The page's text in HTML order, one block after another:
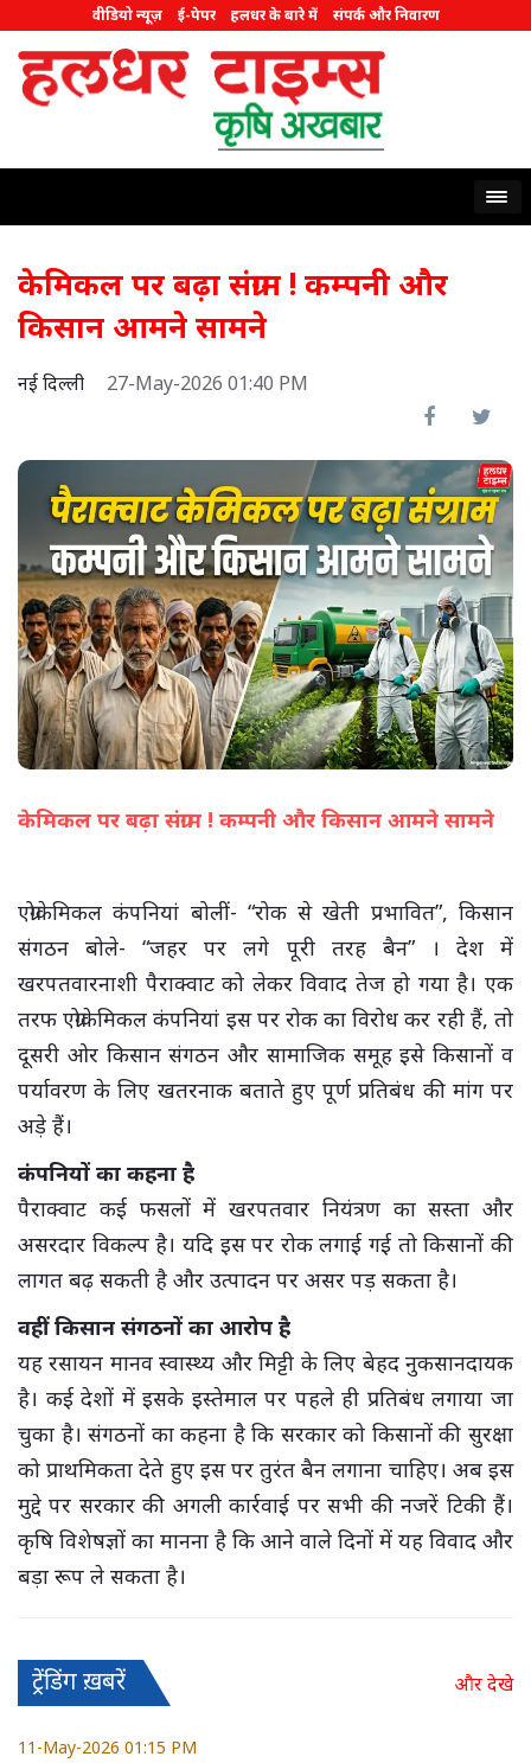
वीडियो न्यूज़ ई-पेपर हलधर के बारे में संपर्क और निवारण
केमिकल पर बढ़ा संग्राम ! कम्पनी और
किसान आमने सामने
नई दिल्ली 27-May-2026 01:40 PM
केमिकल पर बढ़ा संग्राम ! कम्पनी और किसान आमने सामने
एग्रोकेमिकल कंपनियां बोलीं- “रोक से खेती प्रभावित”, किसान
संगठन बोले- “जहर पर लगे पूरी तरह बैन” । देश में
खरपतवारनाशी पैराक्वाट को लेकर विवाद तेज हो गया है। एक
तरफ एग्रोकेमिकल कंपनियां इस पर रोक का विरोध कर रही हैं, तो
दूसरी ओर किसान संगठन और सामाजिक समूह इसे किसानों व
पर्यावरण के लिए खतरनाक बताते हुए पूर्ण प्रतिबंध की मांग पर
अड़े हैं।
कंपनियों का कहना है
पैराक्वाट कई फसलों में खरपतवार नियंत्रण का सस्ता और
असरदार विकल्प है। यदि इस पर रोक लगाई गई तो किसानों की
लागत बढ़ सकती है और उत्पादन पर असर पड़ सकता है।
वहीं किसान संगठनों का आरोप है
यह रसायन मानव स्वास्थ्य और मिट्टी के लिए बेहद नुकसानदायक
है। कई देशों में इसके इस्तेमाल पर पहले ही प्रतिबंध लगाया जा
चुका है। संगठनों का कहना है कि सरकार को किसानों की सुरक्षा
को प्राथमिकता देते हुए इस पर तुरंत बैन लगाना चाहिए। अब इस
मुद्दे पर सरकार की अगली कार्रवाई पर सभी की नजरें टिकी हैं।
कृषि विशेषज्ञों का मानना है कि आने वाले दिनों में यह विवाद और
बड़ा रूप ले सकता है।
ट्रेंडिंग ख़बरें और देखे
11-May-2026 01:15 PM